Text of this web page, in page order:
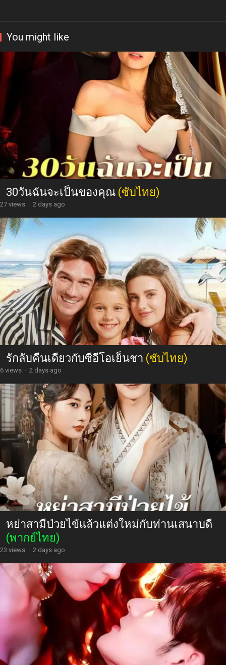
You might like
30วันฉันจะเป็นของคุณ (ซับไทย)
27 views · 2 days ago
รักลับคืนเดียวกับซีอีโอเย็นชา (ซับไทย)
6 views · 2 days ago
หย่าสามีป่วยไข้แล้วแต่งใหม่กับท่านเสนาบดี
(พากย์ไทย)
23 views · 2 days ago